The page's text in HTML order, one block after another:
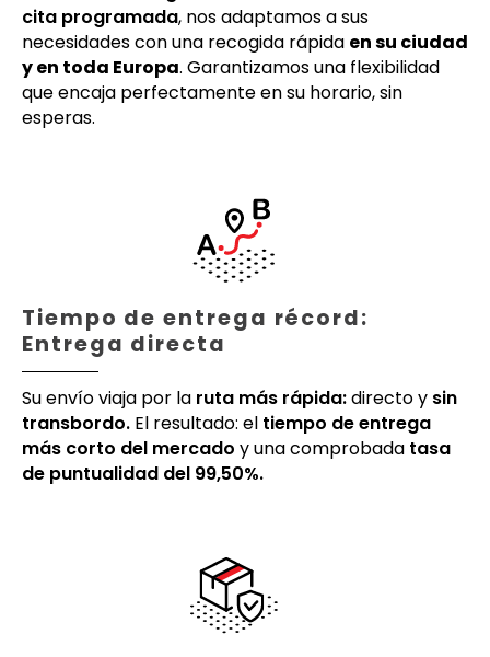
cita programada, nos adaptamos a sus
necesidades con una recogida rápida en su ciudad
y en toda Europa. Garantizamos una flexibilidad
que encaja perfectamente en su horario, sin
esperas.
Tiempo de entrega récord:
Entrega directa
Su envío viaja por la ruta más rápida:directo y sin
transbordo. El resultado: el tiempo de entrega
más corto del mercado y una comprobada tasa
de puntualidad del 99,50%.